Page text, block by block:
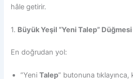
hâle getirir.
1. Büyük Yeşil “YeniTalep” Düğmesi
En doğrudan yol:
“YeniTalep” butonuna tıklayınca,